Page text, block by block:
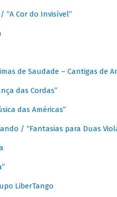
“A Cor do Invisível”
de Saudade – Cantigas de
das Cordas”
das Américas”
/ “Fantasias para Duas
LiberTango